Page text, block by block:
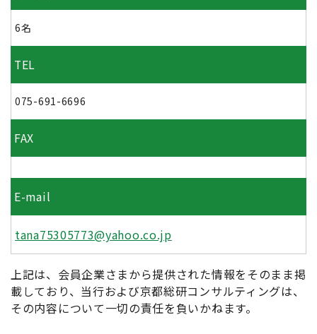
6名
TEL
075-691-6696
FAX
E-mail
tana75305773@yahoo.co.jp
上記は、会員企業さまから提供された情報をそのまま掲
載しており、当行および京都総研コンサルティングは、
その内容について一切の責任を負いかねます。